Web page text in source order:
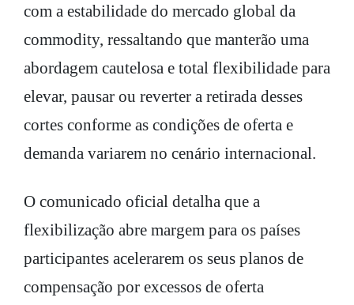
com a estabilidade do mercado global da
commodity, ressaltando que manterão uma
abordagem cautelosa e total flexibilidade para
elevar, pausar ou reverter a retirada desses
cortes conforme as condições de oferta e
demanda variarem no cenário internacional.
O comunicado oficial detalha que a
flexibilização abre margem para os países
participantes acelerarem os seus planos de
compensação por excessos de oferta